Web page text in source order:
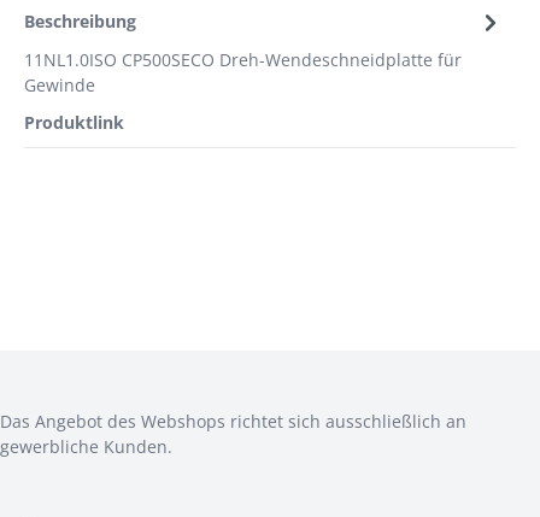
Beschreibung
11NL1.0ISO CP500SECO Dreh-Wendeschneidplatte für
Gewinde
Produktlink
Das Angebot des Webshops richtet sich ausschließlich an
gewerbliche Kunden.